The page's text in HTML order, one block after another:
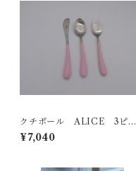
クチポール ALICE 3ピー
スセット
¥7,040